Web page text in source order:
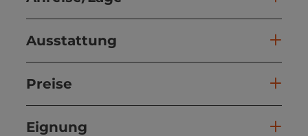
Ausstattung
Preise
Eignung